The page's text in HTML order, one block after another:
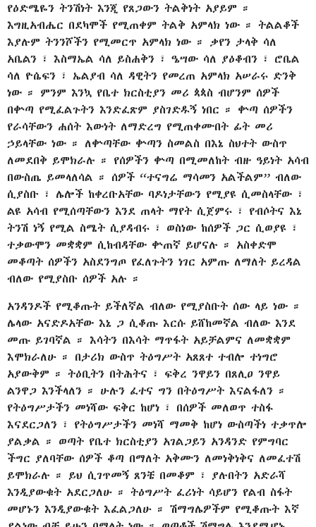
የዕድሜዬን ትንሽነት እንጂ የጸጋውን ትልቅነት አያይም ።
እግዚአብሔር በደካሞች የሚጠቀም ትልቅ አምላክ ነው ። ትልልቆች
እያሉም ትንንሾችን የሚመርጥ አምላክ ነው ። ቃየን ታላቅ ሳለ
አቤልን ፣ እስማኤል ሳለ ይስሐቅን ፣ ዔሣው ሳለ ያዕቆብን ፣ ሮቤል
ሳለ ዮሴፍን ፣ ኤልያብ ሳለ ዳዊትን የመረጠ አምላክ አሠራሩ ድንቅ
ነው ። ምንም እንኳ የቤተ ክርስቲያን መሪ ጳጳስ ብሆንም ሰዎች
በቍጣ የሚፈልጉትን እንድፈጽም ያስገድዱኝ ነበር ። ቍጣ ሰዎችን
የራሳቸውን ሐሰት እውነት ለማድረግ የሚጠቀሙበት ፊት መሪ
ኃይላቸው ነው ። ለቍጣቸው ቍጣን ስመልስ በእኔ ስህተት ውስጥ
ለመደበቅ ይሞክራሉ ። የሰዎችን ቍጣ በሚመለከት ብዙ ዓይነት አሳብ
በውስጤ ይመላለሳል ። ሰዎች “ተናግሬ ማሳመን አልችልም” ብለው
ሲያስቡ ፣ ሌሎች ከቀረቡአቸው ባዶነታቸውን የሚያዩ ሲመስላቸው ፣
ልዩ አሳብ የሚሰጣቸውን እንደ ጠላት ማየት ሲጀምሩ ፣ የብሶትና እኔ
ትንሽ ነኝ የሚል ስሜት ሲያዳብሩ ፣ ወስነው ከሰዎች ጋር ሲወያዩ ፣
ተቃውሞን መቋቋም ሲከብዳቸው ቍጠኛ ይሆናሉ ። አስቀድሞ
መቆጣት ሰዎችን አስደንግጦ የፈለጉትን ነገር አምጡ ለማለት ይረዳል
ብለው የሚያስቡ ሰዎች አሉ ።
አንዳንዶች የሚቆጡት ይችለኛል ብለው የሚያስቡት ሰው ላይ ነው ።
ሌላው አናድዶአቸው እኔ ጋ ሲቆጡ እርሱ ይሸከመኛል ብለው እንደ
መጡ ይገባኛል ። እሳትን በእሳት ማጥፋት አይቻልምና ለመቋቋም
እሞክራለሁ ። በታሪክ ውስጥ ትዕግሥት አጸጸተ ተብሎ ተነግሮ
አያውቅም ። ትዕቢትን በትሕትና ፣ ፍቅረ ንዋይን በጸሊዐ ንዋይ
ልንዋጋ እንችላለን ። ሁሉን ፈተና ግን በትዕግሥት እናልፋለን ።
የትዕግሥታችን መነሻው ፍቅር ከሆነ ፣ በሰዎች መለወጥ ተስፋ
እናደርጋለን ፣ የትዕግሥታችን መነሻ ማመቅ ከሆነ ውስጣችነ ተቃጥሎ
ያልቃል ። ወጣት የቤተ ክርስቲያን አገልጋይን አንዳንድ የምግባር
ችግር ያለባቸው ሰዎች ቆጣ በማለት አቅሙን ለመነቅነቅና ለመፈተሽ
ይሞክራሉ ። ይህ ሲገጥመኝ ጸንቼ በመቆም ፣ ያሉበትን አድራሻ
እንዲያውቁት አደርጋለሁ ። ትዕግሥት ፈሪነት ሳይሆን የልብ ስፋት
መሆኑን እንዲያውቁት እፈልጋለሁ ። ሽማግሌዎችም የሚቆጡት እኛ